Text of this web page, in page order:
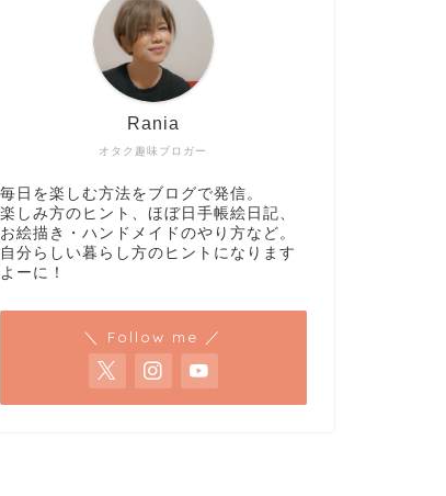
オタク趣味ブロガー
Rania
毎日を楽しむ方法をブログで発信。
楽しみ方のヒント、ほぼ日手帳絵日記、
お絵描き・ハンドメイドのやり方など。
自分らしい暮らし方のヒントになります
よーに！
＼ Follow me ／